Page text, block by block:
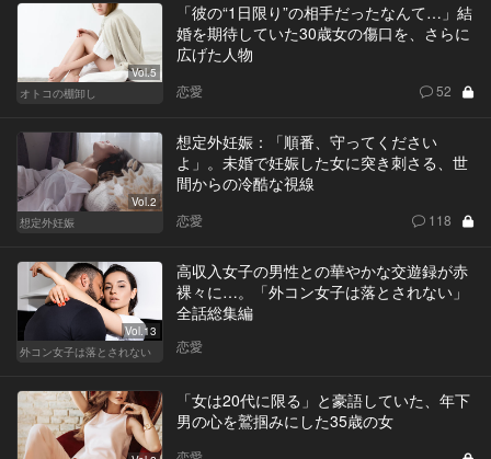
Vol.5
オトコの棚卸し
「彼の“1日限り”の相手だったなんて…」結
婚を期待していた30歳女の傷口を、さらに
広げた人物
恋愛 52
Vol.2
想定外妊娠
想定外妊娠：「順番、守ってください
よ」。未婚で妊娠した女に突き刺さる、世
間からの冷酷な視線
恋愛 118
Vol.13
外コン女子は落とされない
高収入女子の男性との華やかな交遊録が赤
裸々に…。「外コン女子は落とされない」
全話総集編
恋愛
「女は20代に限る」と豪語していた、年下
男の心を鷲掴みにした35歳の女